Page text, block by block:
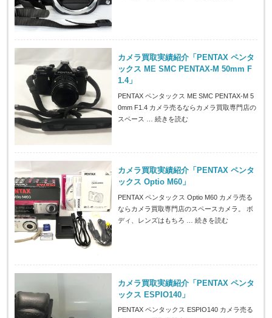
カメラ買取実績紹介「PENTAX ペンタ
ックス ME SMC PENTAX-M 50mm F
1.4」
PENTAX ペンタックス ME SMC PENTAX-M 5
0mm F1.4 カメラ売るならカメラ買取専門店の
スペース …続きを読む
カメラ買取実績紹介「PENTAX ペンタ
ックス Optio M60」
PENTAX ペンタックス Optio M60 カメラ売る
ならカメラ買取専門店のスペースカメラ。 ボ
ディ、レンズはもちろ …続きを読む
カメラ買取実績紹介「PENTAX ペンタ
ックス ESPIO140」
PENTAX ペンタックス ESPIO140 カメラ売る